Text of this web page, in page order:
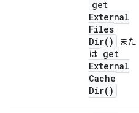
get
External
Files
Dir( )
また
は get
External
Cache
Dir( )